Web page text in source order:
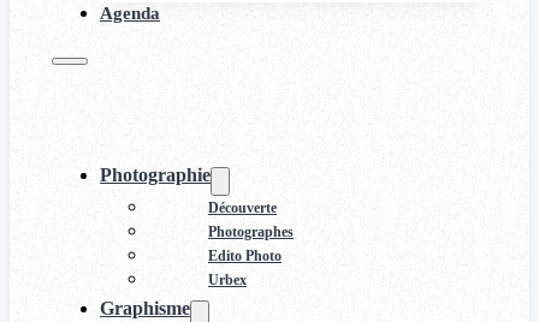
Agenda
Photographie
Découverte
Photographes
Edito Photo
Urbex
Graphisme